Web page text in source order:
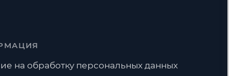
на обработку персональных данных